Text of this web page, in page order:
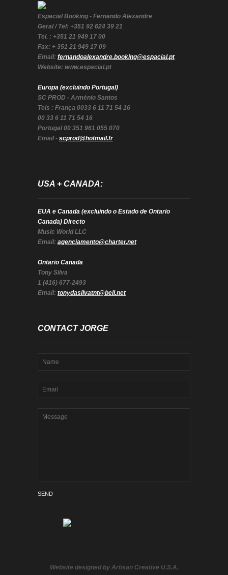
Espacial Booking - Fernando Alexandre
Geral / Tel: +351 92 624 39 21
Tel. : +351 21 949 17 00
Fax: + 351 21 949 17 09
Email: fernandoalexandre.booking@espacial.pt
Website: www.espacial.pt
Europa (excluindo Portugal)
SC PROD - Arménio Santos
Tels : França 0033 6 11 71 54 16
00 33 6 11 71 54 16
Portugal 00 351 961 055 070
Email - scprod@hotmail.fr
USA + CANADA:
EUA e Canada (excluindo o Estado de Ontario
Canada) Directo
Music World LLC
Email: agenciamento@charter.net
Ontario Canada
Tony Silva
1 (416) 677-2493
Email: tonydasilvatnt@bell.net
CONTACT JORGE
Website designed by Artisan Creative U.S.A.